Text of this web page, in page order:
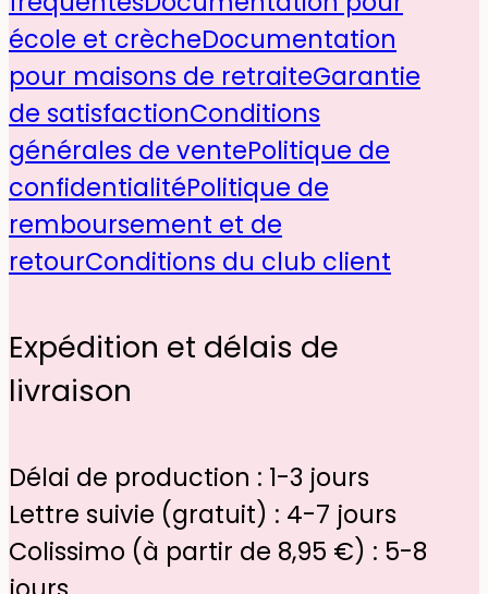
école et crècheDocumentation
pour maisons de retraiteGarantie
de satisfactionConditions
générales de ventePolitique de
confidentialitéPolitique de
remboursement et de
retourConditions du club client
Expédition et délais de
livraison
Délai de production : 1-3 jours
Lettre suivie (gratuit) : 4-7 jours
Colissimo (à partir de 8,95 €) : 5-8